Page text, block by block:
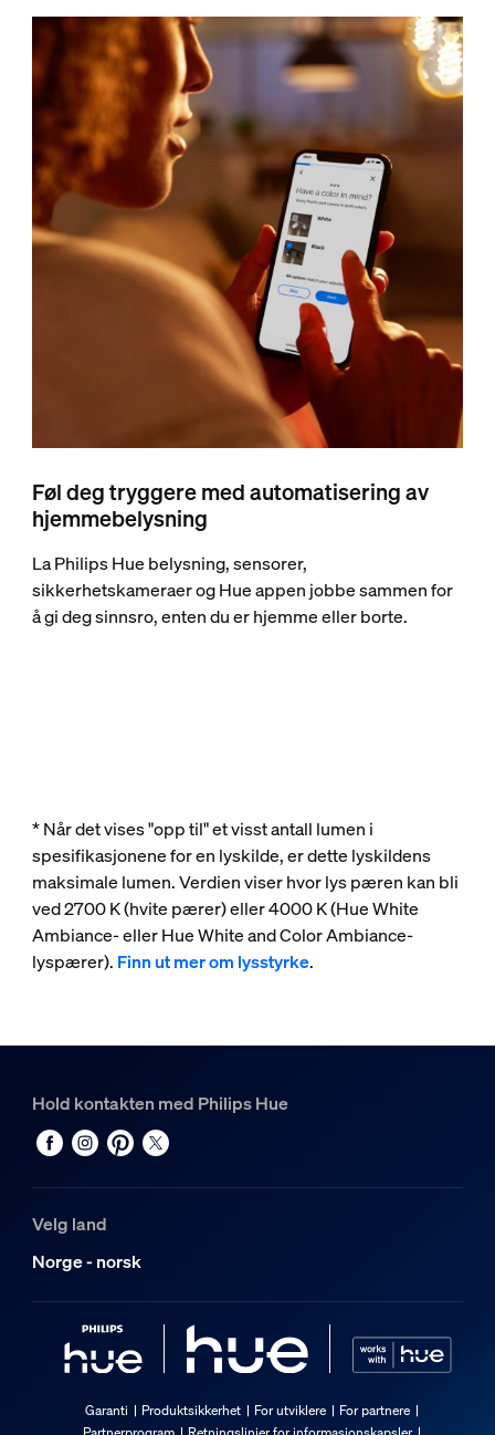
Føl deg tryggere med automatisering av
hjemmebelysning
La Philips Hue belysning, sensorer,
sikkerhetskameraer og Hue appen jobbe sammen for
å gi deg sinnsro, enten du er hjemme eller borte.
* Når det vises "opp til" et visst antall lumen i
spesifikasjonene for en lyskilde, er dette lyskildens
maksimale lumen. Verdien viser hvor lys pæren kan bli
ved 2700 K (hvite pærer) eller 4000 K (Hue White
Ambiance- eller Hue White and Color Ambiance-
lyspærer). Finn ut mer om lysstyrke.
Hold kontakten med Philips Hue
Velg land
Norge - norsk
Garanti Produktsikkerhet For utviklere
For partnere